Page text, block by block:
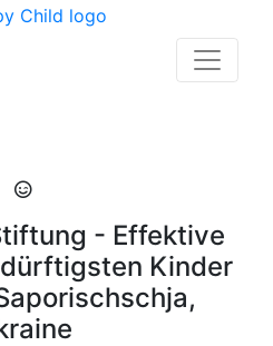
- Effektive
Kinder